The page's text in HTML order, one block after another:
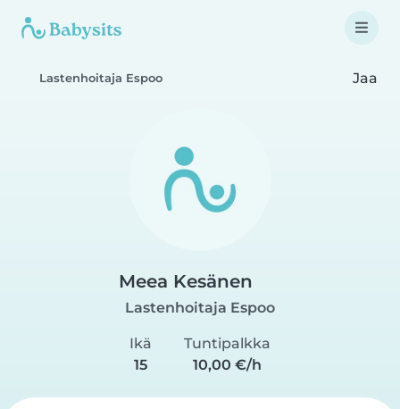
Lastenhoitaja Espoo Jaa
Meea Kesänen
Lastenhoitaja Espoo
Ikä
15
Tuntipalkka
10,00 €/h